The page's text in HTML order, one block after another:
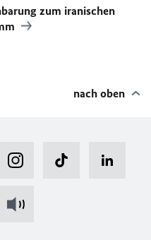
zum iranischen
nach oben